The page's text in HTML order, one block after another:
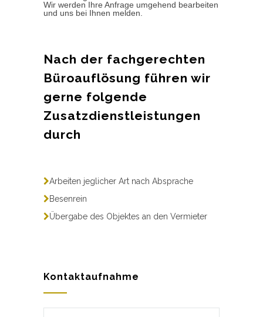
Wir werden Ihre Anfrage umgehend bearbeiten
und uns bei Ihnen melden.
Nach der fachgerechten
Büroauflösung führen wir
gerne folgende
Zusatzdienstleistungen
durch
Arbeiten jeglicher Art nach Absprache
Besenrein
Übergabe des Objektes an den Vermieter
Kontaktaufnahme